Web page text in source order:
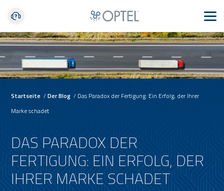
Startseite /Der Blog / Das Paradox der Fertigung: Ein Erfolg, der Ihrer
Marke schadet
DAS PARADOX DER
FERTIGUNG: EIN ERFOLG, DER
IHRER MARKE SCHADET